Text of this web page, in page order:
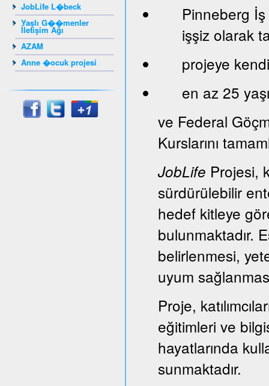
JobLife L�beck
Yaşlı G��menler
İletişim Ağı
AZAM
Anne �ocuk projesi
Pinneberg
işşiz olarak
projeye
en az 25
ve Federal
Kurslarını
JobLife Projesi,
sürdürülebilir
hedef kitleye
bulunmaktadır.
belirlenmesi,
uyum
Proje,
eğitimleri ve
hayatlarında
sunmaktadır.